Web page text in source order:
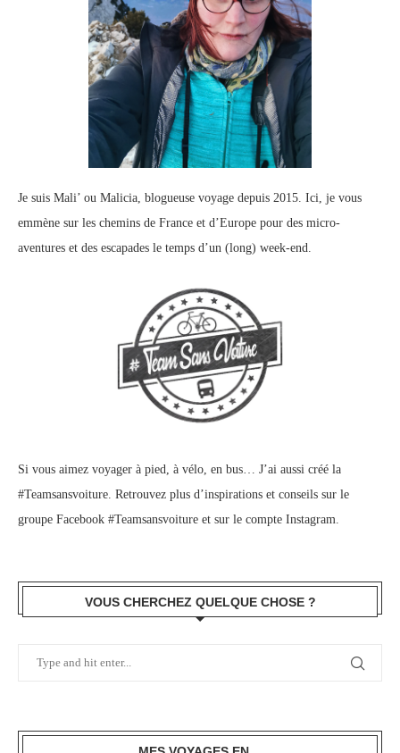
Je suis Mali’ ou Malicia, blogueuse voyage depuis 2015. Ici, je vous
emmène sur les chemins de France et d’Europe pour des micro-
aventures et des escapades le temps d’un (long) week-end.
Si vous aimez voyager à pied, à vélo, en bus… J’ai aussi créé la
#Teamsansvoiture. Retrouvez plus d’inspirations et conseils sur le
groupe Facebook #Teamsansvoiture et sur le compte Instagram.
VOUS CHERCHEZ QUELQUE CHOSE ?